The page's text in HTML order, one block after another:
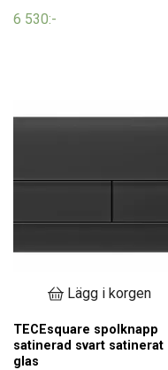
6 530:-
Lägg i korgen
TECEsquare spolknapp
satinerad svart satinerat
glas